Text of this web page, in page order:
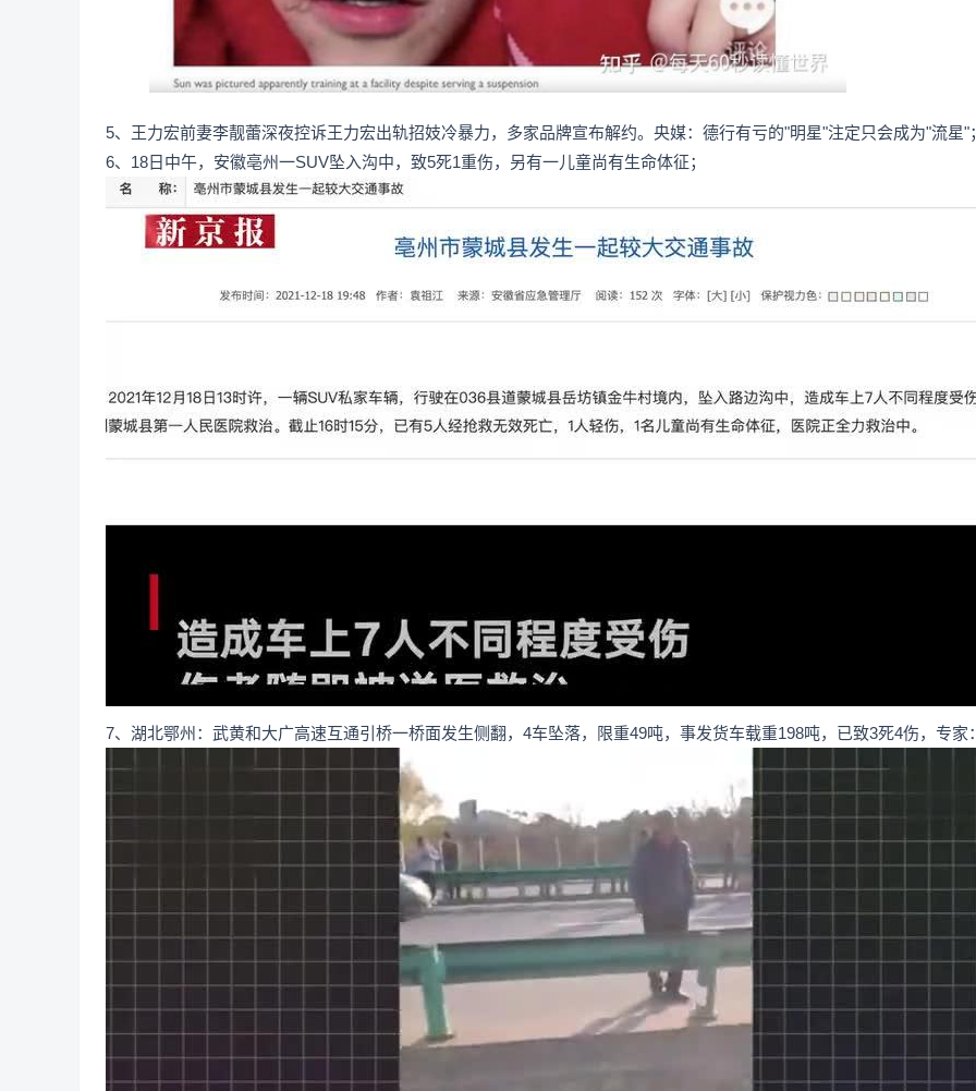
5、王力宏前妻李靓蕾深夜控诉王力宏出轨招妓冷暴力，多家品牌宣布解约。央媒：德行有亏的"明星"注定只会成为"流星"
6、18日中午，安徽亳州一SUV坠入沟中，致5死1重伤，另有一儿童尚有生命体征；
7、湖北鄂州：武黄和大广高速互通引桥一桥面发生侧翻，4车坠落，限重49吨，事发货车载重198吨，已致3死4伤，专家